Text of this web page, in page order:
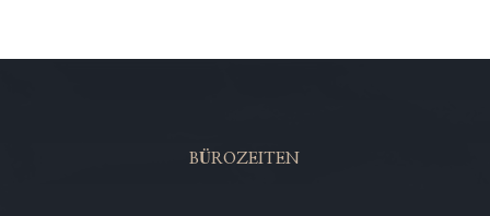
BÜROZEITEN